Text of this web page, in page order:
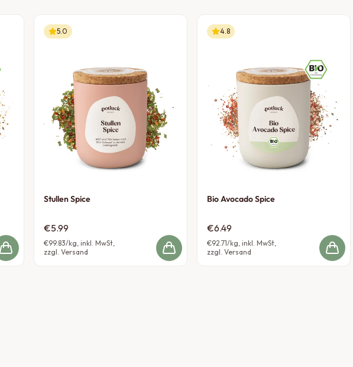
5.0
Stullen Spice
€5.99
€99.83/kg, inkl. MwSt,
zzgl. Versand
4.8
Bio Avocado Spice
€6.49
€92.71/kg, inkl. MwSt,
zzgl. Versand